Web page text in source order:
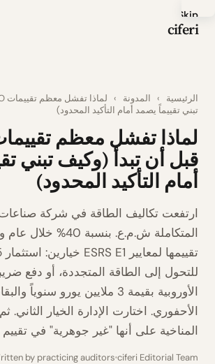
Skip
to
ciferi
الرئيسية › المدونة ›
تبني تقييماً يصمد أمام التأكيد المحدود)
قبل أن تبدأ (وكيف تبني
أمام التأكيد المحدود)
ارتفعت تكاليف الطاقة في شركة صناعات
المتكاملة ش.م.ع. بنسبة
للتحول إلى الطاقة المتجددة، أو دفع
الأوروبية بقيمة 3 ملايين يورو
الأحفوري. اختارت الإدارة الخيار
المناخية على أنها "غير جوهرية" في تقييم IRO الخاص بها.
ciferi Editorial Team
by practicing auditors